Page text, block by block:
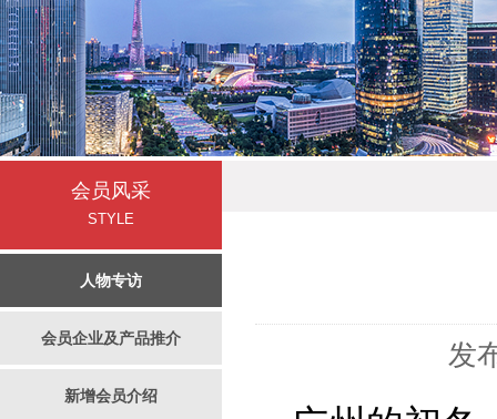
会员风采
STYLE
人物专访
会员企业及产品推介
新增会员介绍
发